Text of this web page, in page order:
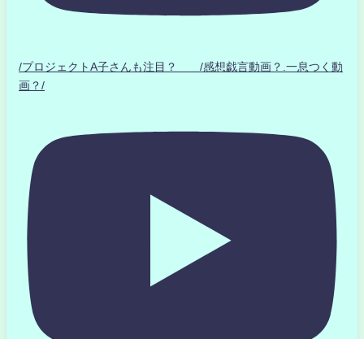
/プロジェクトA子さんも注目？ /感想戯言動画？.一息つく動
画？/